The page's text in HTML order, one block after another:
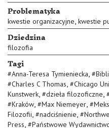
Problematyka
kwestie organizacyjne, kwestie
Dziedzina
filozofia
Tagi
#Anna-Teresa Tymieniecka, #
#Charles C Thomas, #Chicago
Kunstwerk, #dzieła filozoficzne,
#Kraków, #Max Niemeyer, #
Filozofii, #nadciśnienie, #
Press, #Państwowe